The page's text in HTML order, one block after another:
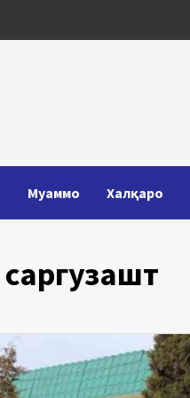
Муаммо Халқаро